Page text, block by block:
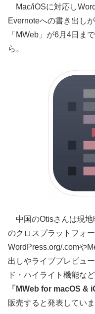
Mac/iOSに対応し
Evernoteへの書き出し
「MWeb」が6月4日ま
ら。
中国のOtisさんは現地
のクロスプラットフォー
WordPress.org/.comや
出しやライブプレビュ
ド・ハイライト機能な
「MWeb for macOS &
販売すると発表していま